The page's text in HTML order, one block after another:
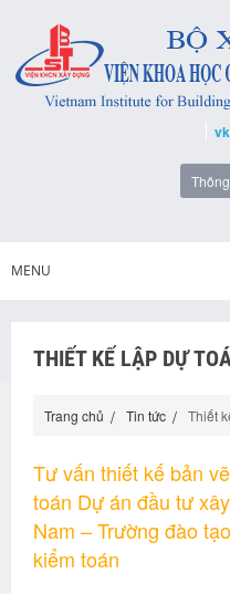
MENU
THIẾT KẾ LẬP DỰ
Trang chủ Tin tức Thiết
Tư vấn thiết kế bản
toán Dự án đầu tư
Nam – Trường đào
kiểm toán